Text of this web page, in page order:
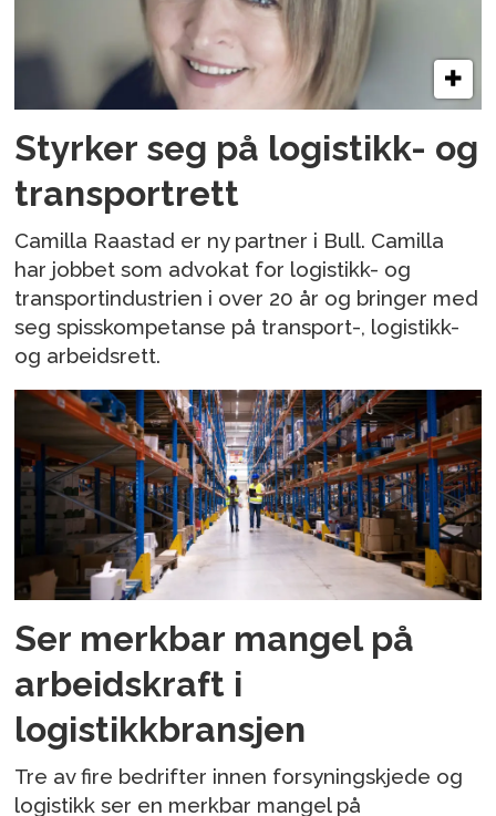
Styrker seg på logistikk- og
transportrett
Camilla Raastad er ny partner i Bull. Camilla
har jobbet som advokat for logistikk- og
transportindustrien i over 20 år og bringer med
seg spisskompetanse på transport-, logistikk-
og arbeidsrett.
Ser merkbar mangel på
arbeidskraft i
logistikkbransjen
Tre av fire bedrifter innen forsyningskjede og
logistikk ser en merkbar mangel på